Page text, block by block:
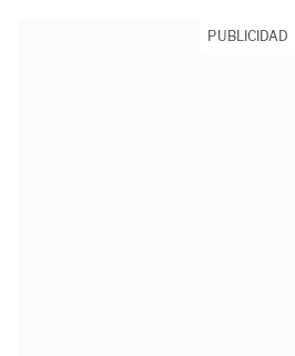
PUBLICIDAD